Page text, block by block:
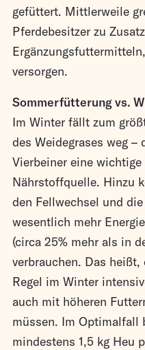
gefüttert. Mittlerweile
Pferdebesitzer zu
versorgen.
Sommerfütterung vs.
Im Winter fällt zum
des Weidegrases weg –
Vierbeiner eine
Nährstoffquelle. Hinzu
den Fellwechsel und
wesentlich mehr
(circa 25% mehr als in
verbrauchen. Das
Regel im Winter
auch mit höheren
müssen. Im Optimalfall
mindestens 1,5 kg Heu